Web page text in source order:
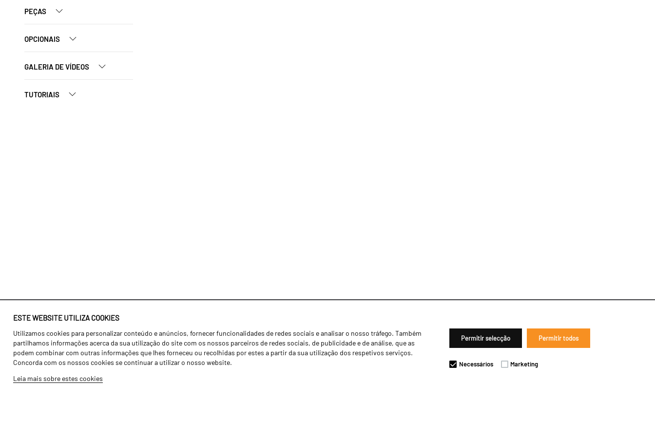
ESTE WEBSITE UTILIZA COOKIES
Utilizamos cookies para personalizar conteúdo e anúncios, fornecer funcionalidades de redes sociais e analisar o nosso tráfego. Também
partilhamos informações acerca da sua utilização do site com os nossos parceiros de redes sociais, de publicidade e de análise, que as
podem combinar com outras informações que lhes forneceu ou recolhidas por estes a partir da sua utilização dos respetivos serviços.
Concorda com os nossos cookies se continuar a utilizar o nosso website.
Leia mais sobre estes cookies
Permitir selecção Permitir todos
Necessários Marketing
PEÇAS
OPCIONAIS
GALERIA DE VÍDEOS
TUTORIAIS
Identidade
História
Fábrica / Produção
Recursos Humanos
Agricultura
Transportes
Gama Floresta
Notícias
Concessionários